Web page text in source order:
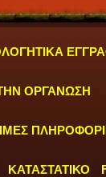
ΤΗΝ ΟΡΓΑΝΩΣΗ
ΚΑΤΑΣΤΑΤΙΚΟ